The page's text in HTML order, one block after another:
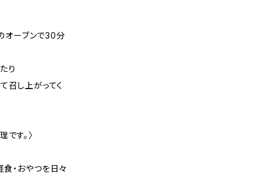
オーブンで30分
り
召し上がってく
す。〉
・おやつを日々